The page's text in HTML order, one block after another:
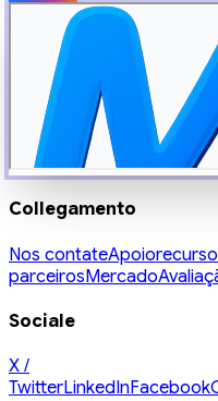
Collegamento
Nos contateApoio
parceirosMercado
Sociale
X /
TwitterLinkedInFacebook